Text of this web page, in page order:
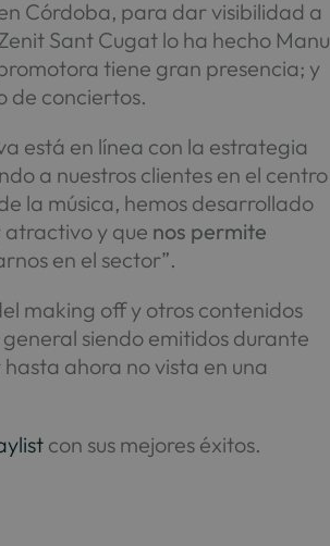
Córdoba, para dar visibilidad a
Sant Cugat lo ha hecho Manu
tiene gran presencia; y
de conciertos.
está en línea con la estrategia
a nuestros clientes en el centro
la música, hemos desarrollado
y que nos permite
en el sector”.
making off y otros contenidos
siendo emitidos durante
ahora no vista en una
con sus mejores éxitos.